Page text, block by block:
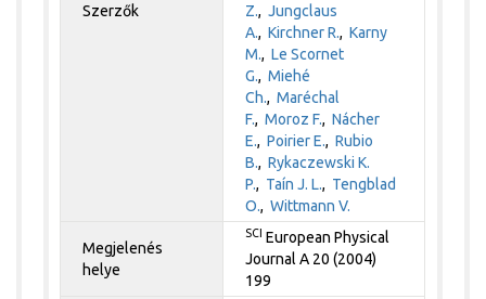
Szerzők
Z.,Jungclaus
A.,Kirchner R.,Karny
M.,Le Scornet
G.,Miehé
Ch.,Maréchal
F.,Moroz F.,Nácher
E.,Poirier E.,Rubio
B.,Rykaczewski K.
P., Taín J. L., Tengblad
O.,Wittmann V.
Megjelenés
helye
SCI European Physical
Journal A 20 (2004)
199